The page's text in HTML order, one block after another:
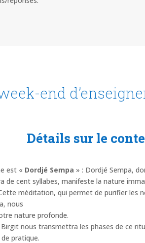
end
Détails sur le
est « Dordjé Sempa » : Dordjé Sempa,
de cent syllabes, manifeste la nature
méditation, qui permet de purifier les
nous
nature profonde.
nous transmettra les phases de ce
pratique.